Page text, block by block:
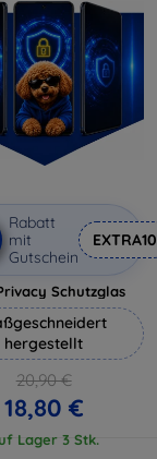
Rabatt
mit
Gutschein
EXTRA10
Schutzglas
hergestellt
20,90 €
18,80 €
Lager 3 Stk.